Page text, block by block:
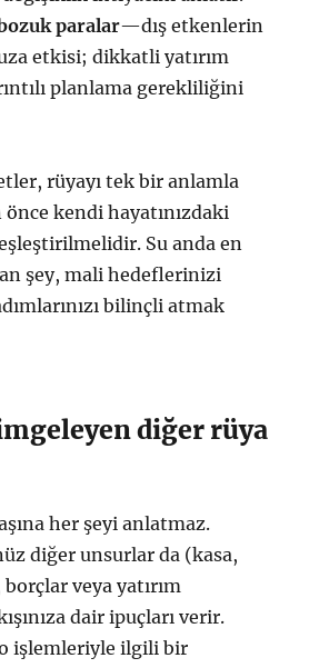
paralar—dış etkenlerin
etkisi; dikkatli yatırım
planlama gerekliliğini
rüyayı tek bir anlamla
önce kendi hayatınızdaki
Su anda en
şey, mali hedeflerinizi
bilinçli atmak
diğer rüya
her şeyi anlatmaz.
diğer unsurlar da (kasa,
veya yatırım
dair ipuçları verir.
işlemleriyle ilgili bir